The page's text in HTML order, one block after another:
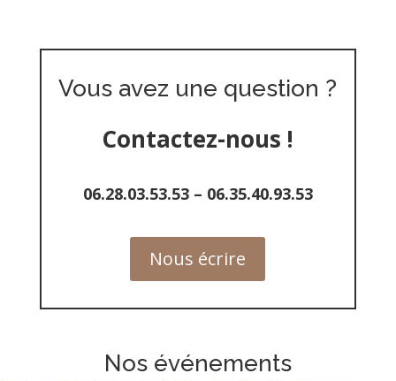
Vous avez une question ?
Contactez-nous !
06.28.03.53.53– 06.35.40.93.53
Nous écrire
Nos événements